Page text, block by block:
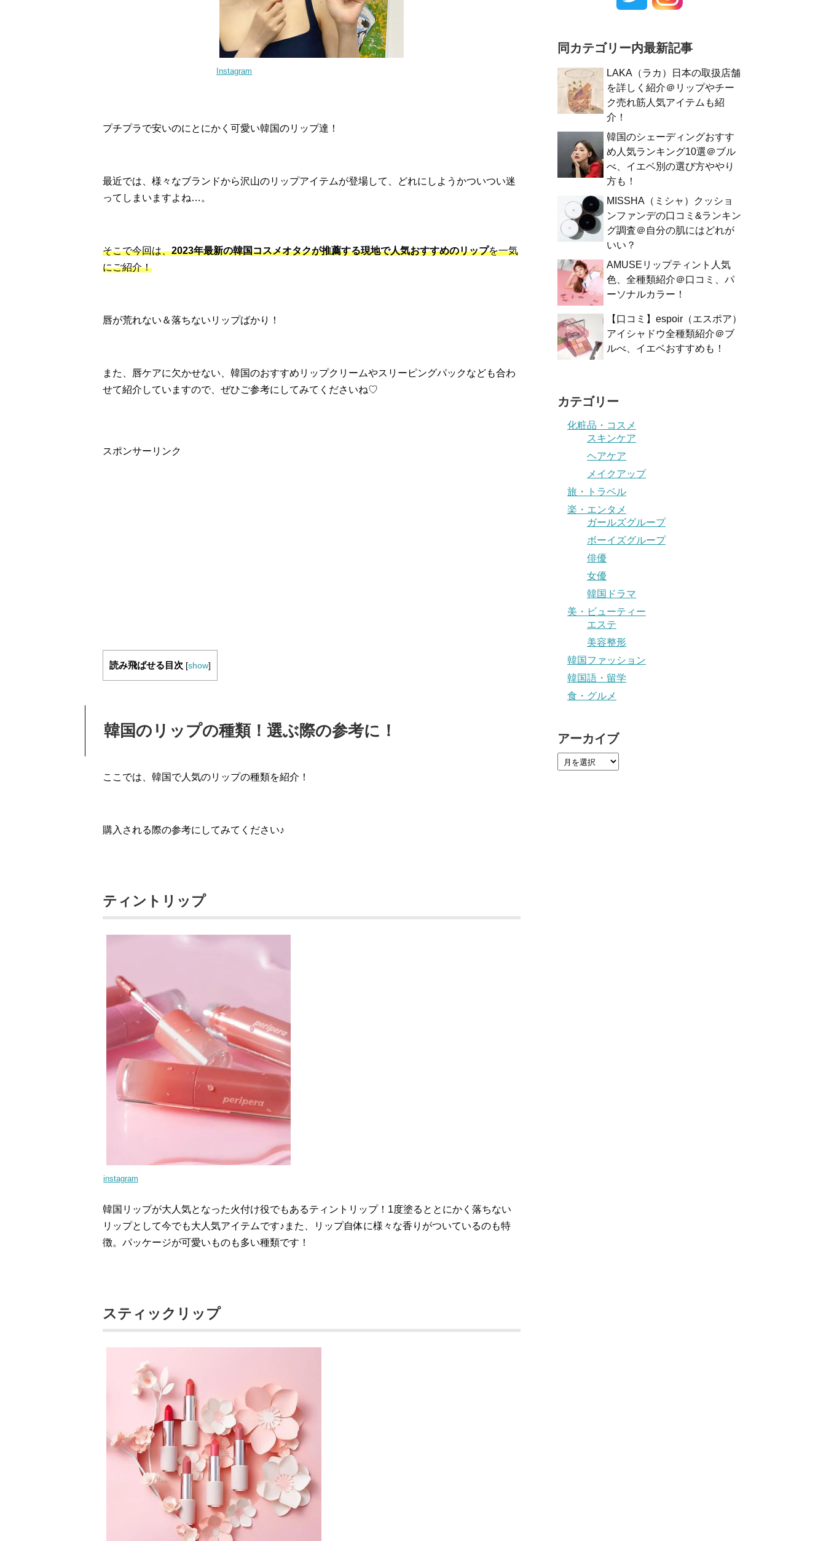
Instagram
プチプラで安いのにとにかく可愛い韓国のリップ達！
最近では、様々なブランドから沢山のリップアイテムが登場して、どれにしようかついつい迷
ってしまいますよね…。
そこで今回は、2023年最新の韓国コスメオタクが推薦する現地で人気おすすめのリップを一気
にご紹介！
唇が荒れない＆落ちないリップばかり！
また、唇ケアに欠かせない、韓国のおすすめリップクリームやスリーピングパックなども合わ
せて紹介していますので、ぜひご参考にしてみてくださいね♡
スポンサーリンク
読み飛ばせる目次 [show]
韓国のリップの種類！選ぶ際の参考に！
ここでは、韓国で人気のリップの種類を紹介！
購入される際の参考にしてみてください♪
ティントリップ
instagram
韓国リップが大人気となった火付け役でもあるティントリップ！1度塗るととにかく落ちない
リップとして今でも大人気アイテムです♪また、リップ自体に様々な香りがついているのも特
徴。パッケージが可愛いものも多い種類です！
スティックリップ
同カテゴリー内最新記事
LAKA（ラカ）日本の取扱店舗
を詳しく紹介＠リップやチー
ク売れ筋人気アイテムも紹
介！
韓国のシェーディングおすす
め人気ランキング10選＠ブル
べ、イエベ別の選び方ややり
方も！
MISSHA（ミシャ）クッショ
ンファンデの口コミ&ランキン
グ調査＠自分の肌にはどれが
いい？
AMUSEリップティント人気
色、全種類紹介＠口コミ、パ
ーソナルカラー！
【口コミ】espoir（エスポア）
アイシャドウ全種類紹介＠ブ
ルべ、イエベおすすめも！
カテゴリー
化粧品・コスメ
スキンケア
ヘアケア
メイクアップ
旅・トラベル
楽・エンタメ
ガールズグループ
ボーイズグループ
俳優
女優
韓国ドラマ
美・ビューティー
エステ
美容整形
韓国ファッション
韓国語・留学
食・グルメ
アーカイブ